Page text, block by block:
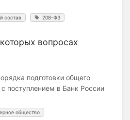
состав 208-ФЗ
вопросах
подготовки общего
поступлением в Банк России
общество